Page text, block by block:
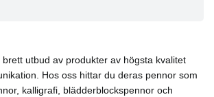
utbud av produkter av högsta kvalitet
Hos oss hittar du deras pennor som
kalligrafi, blädderblockspennor och